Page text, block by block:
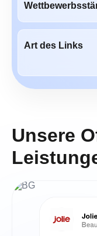
Art des Links
Unsere